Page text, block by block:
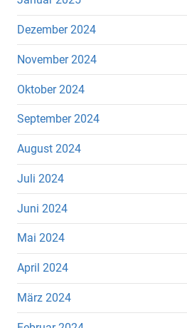
Dezember 2024
November 2024
Oktober 2024
September 2024
August 2024
Juli 2024
Juni 2024
Mai 2024
April 2024
März 2024